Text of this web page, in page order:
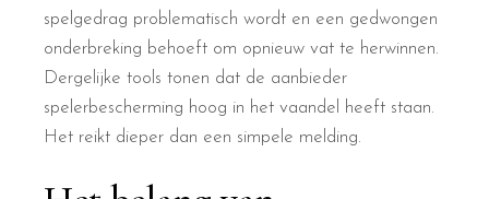
spelgedrag problematisch wordt en een gedwongen
onderbreking behoeft om opnieuw vat te herwinnen.
Dergelijke tools tonen dat de aanbieder
spelerbescherming hoog in het vaandel heeft staan.
Het reikt dieper dan een simpele melding.